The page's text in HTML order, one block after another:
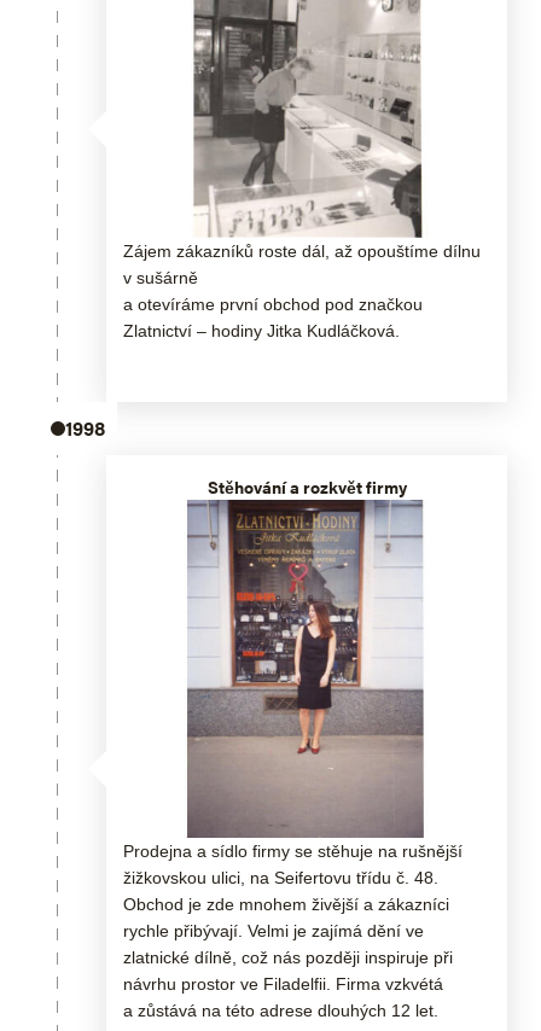
Zájem zákazníků roste dál, až opouštíme dílnu
v sušárně
a otevíráme první obchod pod značkou
Zlatnictví – hodiny Jitka Kudláčková.
1998
Stěhování a rozkvět firmy
Prodejna a sídlo firmy se stěhuje na rušnější
žižkovskou ulici, na Seifertovu třídu č. 48.
Obchod je zde mnohem živější a zákazníci
rychle přibývají. Velmi je zajímá dění ve
zlatnické dílně, což nás později inspiruje při
návrhu prostor ve Filadelfii. Firma vzkvétá
a zůstává na této adrese dlouhých 12 let.